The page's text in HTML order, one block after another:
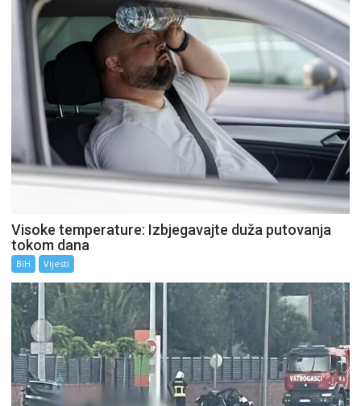
Visoke temperature: Izbjegavajte duža putovanja
tokom dana
BiH Vijesti